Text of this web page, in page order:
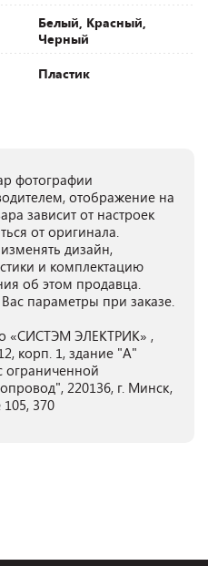
Белый, Красный,
Черный
Пластик
фотографии
отображение на
зависит от настроек
от оригинала.
дизайн,
и комплектацию
об этом продавца.
параметры при заказе.
«СИСТЭМ ЭЛЕКТРИК» ,
корп. 1, здание "А"
ограниченной
220136, г. Минск,
370